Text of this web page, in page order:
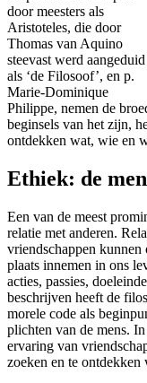
door meesters als
Aristoteles, die door
Thomas van Aquino
steevast werd aangeduid
als ‘de Filosoof’, en p.
Marie-Dominique
Philippe, nemen de
beginsels van het zijn,
ontdekken wat, wie en
Ethiek: de
Een van de meest
relatie met anderen.
vriendschappen kunnen
plaats innemen in ons
acties, passies,
beschrijven heeft de
morele code als
plichten van de mens.
ervaring van
zoeken en te